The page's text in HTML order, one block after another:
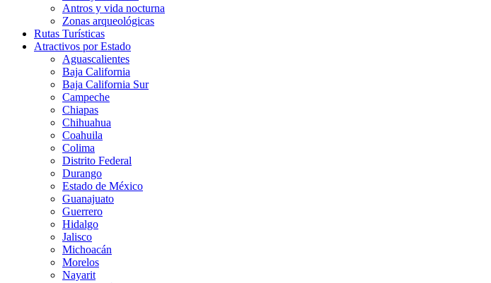
Antros y vida nocturna
Zonas arqueológicas
Rutas Turísticas
Atractivos por Estado
Aguascalientes
Baja California
Baja California Sur
Campeche
Chiapas
Chihuahua
Coahuila
Colima
Distrito Federal
Durango
Estado de México
Guanajuato
Guerrero
Hidalgo
Jalisco
Michoacán
Morelos
Nayarit